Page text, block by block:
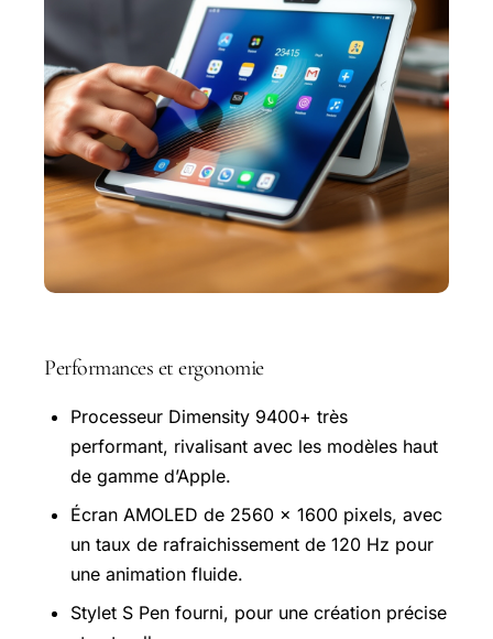
Performances et ergonomie
Processeur Dimensity 9400+ très
performant, rivalisant avec les modèles haut
de gamme d’Apple.
Écran AMOLED de 2560 x 1600 pixels, avec
un taux de rafraichissement de 120 Hz pour
une animation fluide.
Stylet S Pen fourni, pour une création précise